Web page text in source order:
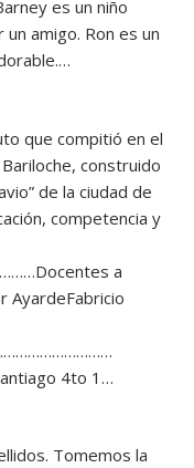
es un niño
amigo. Ron es un
que compitió en el
construido
de la ciudad de
competencia y
a
AyardeFabricio
4to 1…
Tomemos la